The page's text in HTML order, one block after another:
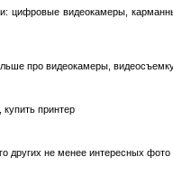
цифровые видеокамеры,
про видеокамеры,
принтер
других не менее интересных фото